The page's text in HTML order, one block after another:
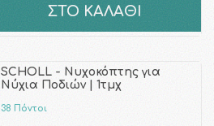
ΣΤΟ ΚΑΛΑΘΙ
SCHOLL - Νυχοκόπτης για
Νύχια Ποδιών | 1τμχ
38 Πόντοι